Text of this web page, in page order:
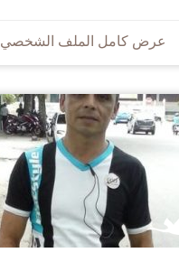
عرض كامل الملف الشخصي